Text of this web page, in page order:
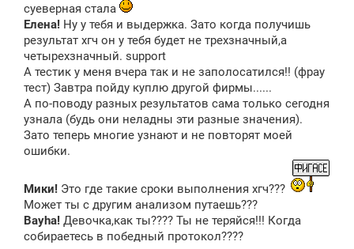
суеверная стала
Елена! Ну у тебя и выдержка. Зато когда получишь
результат хгч он у тебя будет не трехзначный,а
четырехзначный. support
А тестик у меня вчера так и не заполосатился!! (фрау
тест) Завтра пойду куплю другой фирмы......
А по-поводу разных результатов сама только сегодня
узнала (будь они неладны эти разные значения).
Зато теперь многие узнают и не повторят моей
ошибки.
Мики! Это где такие сроки выполнения хгч???
Может ты с другим анализом путаешь???
Bayha! Девочка,как ты???? Ты не теряйся!!! Когда
собираетесь в победный протокол????